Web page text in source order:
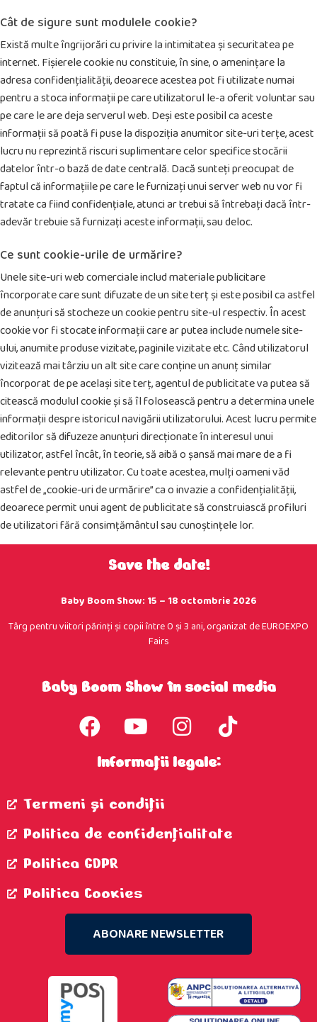
Cât de sigure sunt modulele cookie?
Există multe îngrijorări cu privire la intimitatea și securitatea pe
internet. Fișierele cookie nu constituie, în sine, o amenințare la
adresa confidențialității, deoarece acestea pot fi utilizate numai
pentru a stoca informații pe care utilizatorul le-a oferit voluntar sau
pe care le are deja serverul web. Deși este posibil ca aceste
informații să poată fi puse la dispoziția anumitor site-uri terțe, acest
lucru nu reprezintă riscuri suplimentare celor specifice stocării
datelor într-o bază de date centrală. Dacă sunteți preocupat de
faptul că informațiile pe care le furnizați unui server web nu vor fi
tratate ca fiind confidențiale, atunci ar trebui să întrebați dacă într-
adevăr trebuie să furnizați aceste informații, sau deloc.
Ce sunt cookie-urile de urmărire?
Unele site-uri web comerciale includ materiale publicitare
încorporate care sunt difuzate de un site terț și este posibil ca astfel
de anunțuri să stocheze un cookie pentru site-ul respectiv. În acest
cookie vor fi stocate informații care ar putea include numele site-
ului, anumite produse vizitate, paginile vizitate etc. Când utilizatorul
vizitează mai târziu un alt site care conține un anunț similar
încorporat de pe același site terț, agentul de publicitate va putea să
citească modulul cookie și să îl folosească pentru a determina unele
informații despre istoricul navigării utilizatorului. Acest lucru permite
editorilor să difuzeze anunțuri direcționate în interesul unui
utilizator, astfel încât, în teorie, să aibă o șansă mai mare de a fi
relevante pentru utilizator. Cu toate acestea, mulți oameni văd
astfel de „cookie-uri de urmărire” ca o invazie a confidențialității,
deoarece permit unui agent de publicitate să construiască profiluri
de utilizatori fără consimțământul sau cunoștințele lor.
Save the date!
Baby Boom Show: 15 – 18 octombrie 2026
Târg pentru viitori părinţi şi copii între 0 şi 3 ani, organizat de EUROEXPO
Fairs
Baby Boom Show în social media
Informații legale:
Termeni şi condiţii
Politica de confidenţialitate
Politica GDPR
Politica Cookies
ABONARE NEWSLETTER